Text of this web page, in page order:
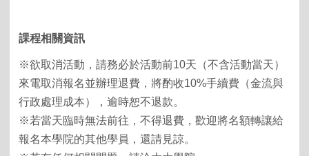
課程相關資訊
※欲取消活動，請務必於活動前10天（不含活動當天）
來電取消報名並辦理退費，將酌收10%手續費（金流與
行政處理成本），逾時恕不退款。
※若當天臨時無法前往，不得退費，歡迎將名額轉讓給
報名本學院的其他學員，還請見諒。